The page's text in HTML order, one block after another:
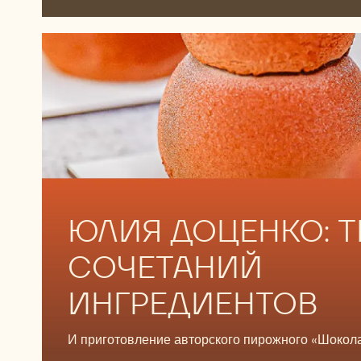
Смотреть
ЮЛИЯ ДОЦЕНКО:
СОЧЕТАНИЙ
Смотреть
Смотреть